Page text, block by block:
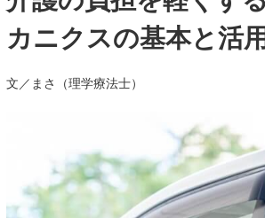
カニクスの基本と活
文／まさ（理学療法士）